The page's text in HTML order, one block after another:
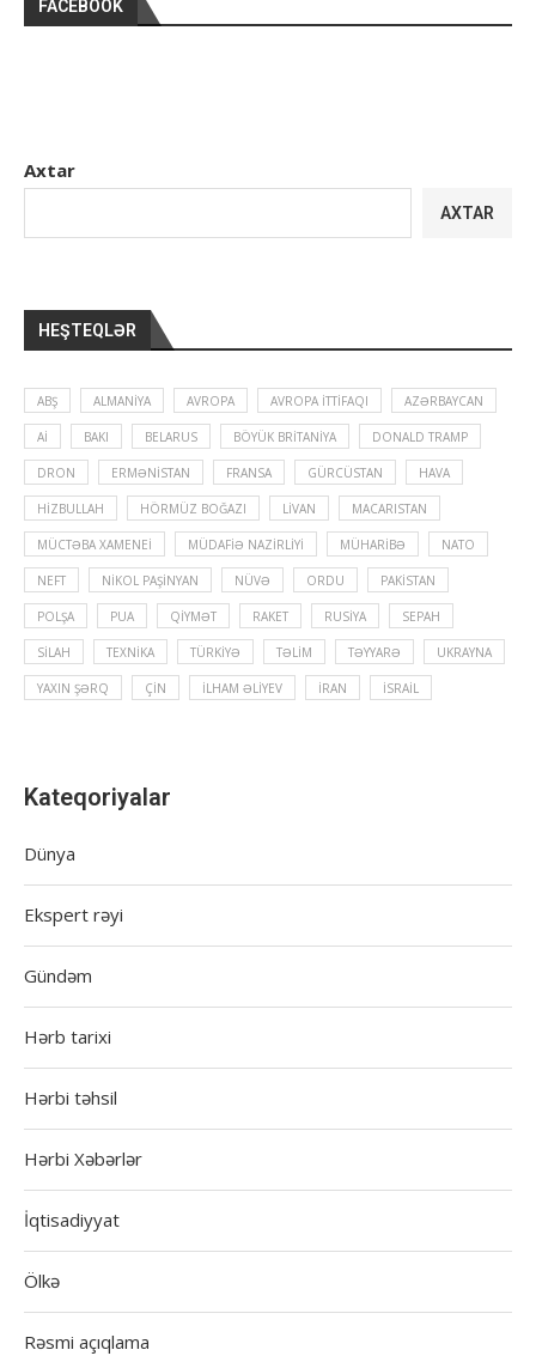
FACEBOOK
Axtar
AXTAR
HEŞTEQLƏR
ABŞ ALMANIYA AVROPA AVROPA İTTIFAQI AZƏRBAYCAN
Aİ BAKI BELARUS BÖYÜK BRITANIYA DONALD TRAMP
DRON ERMƏNISTAN FRANSA GÜRCÜSTAN HAVA
HIZBULLAH HÖRMÜZ BOĞAZI LIVAN MACARISTAN
MÜCTƏBA XAMENEI MÜDAFIƏ NAZIRLIYI MÜHARIBƏ NATO
NEFT NIKOL PAŞINYAN NÜVƏ ORDU PAKISTAN
POLŞA PUA QIYMƏT RAKET RUSIYA SEPAH
SILAH TEXNIKA TÜRKIYƏ TƏLIM TƏYYARƏ UKRAYNA
YAXIN ŞƏRQ ÇIN İLHAM ƏLIYEV İRAN İSRAIL
Kateqoriyalar
Dünya
Ekspert rəyi
Gündəm
Hərb tarixi
Hərbi təhsil
Hərbi Xəbərlər
İqtisadiyyat
Ölkə
Rəsmi açıqlama